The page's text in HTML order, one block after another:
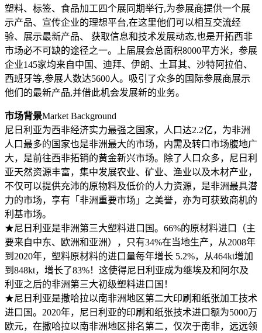
塑料、标签、食品加工四个展同期举行,为参展商提供一个展
示产品、宣传企业的理想平台,在这里他们可以相互交流经
验、展示最新产品、 获取信息和技术发展动态,也是开拓西非
市场必不可缺的途径之一。上届展会总面积8000平方米，参展
企业145家均来自中国、迪拜、伊朗、土耳其、沙特阿拉伯、
西班牙等,参展人数达5600人。吸引了众多的国际参展商展示
他们的最新产品,并借此机会发展新的业务。
市场背景Market Background
尼日利亚为西非经济实力最强之国家，人口达2.2亿，为非洲
人口最多的国家也是非洲最大的市场，内需及转口市场腹地广
大，是前往西非拓销的黄金新兴市场。除了人口众多，尼日利
亚天然资源丰富，集中发展农业、矿业、渔业以及木材产业，
不仅可以提供充沛的原物料及低价的人力资源，是非洲最具潜
力的市场，享有「非洲重要市场」之美誉，亦为可获致商机的
利基市场。
★尼日利亚是非洲第三大塑料进口国。66%的原材料进口（主
要来自中东、欧洲和亚洲），只有34%在当地生产，从2008年
到2020年，塑料原材料的进口量每年增长 5.2%，从464kt增加
到848kt，增长了83%！这使得尼日利亚成为继埃及和阿尔及
利亚之后的非洲第三大初级塑料进口国！
★尼日利亚是撒哈拉以南非洲地区第二大印刷和纸张加工技术
进口国。2020年，尼日利亚的印刷和纸张技术进口额为5000万
欧元，在撒哈拉以南非洲地区排名第二，仅次于南非，远远领